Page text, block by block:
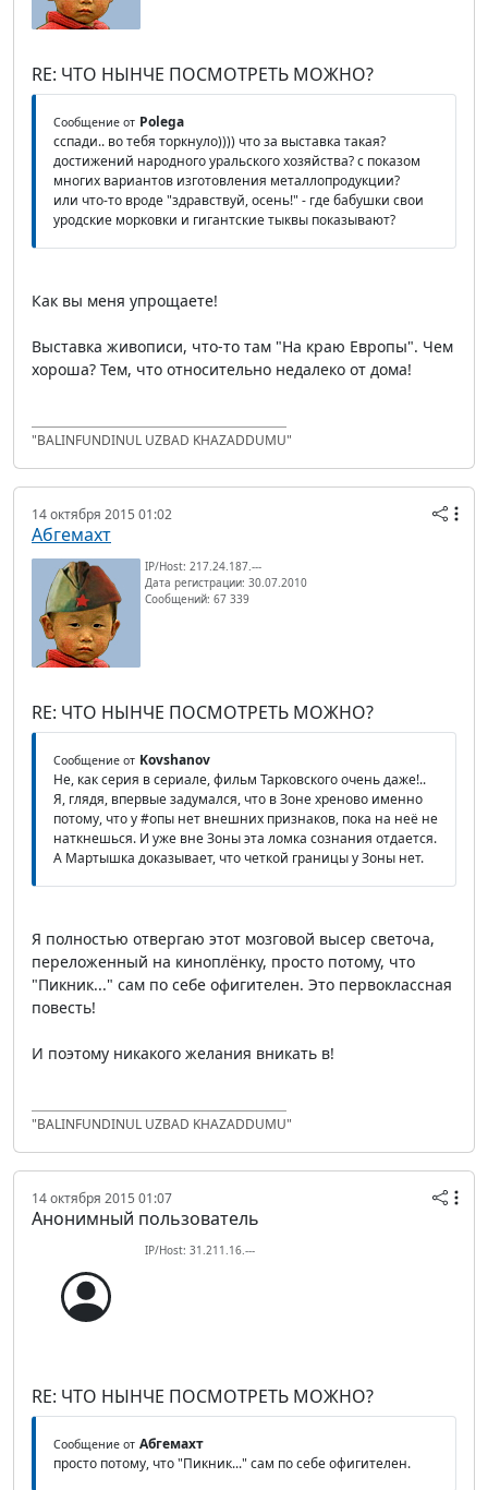
RE: ЧТО НЫНЧЕ ПОСМОТРЕТЬ МОЖНО?
Сообщение от Polega
сспади.. во тебя торкнуло)))) что за выставка такая?
достижений народного уральского хозяйства? с показом
многих вариантов изготовления металлопродукции?
или что-то вроде "здравствуй, осень!" - где бабушки свои
уродские морковки и гигантские тыквы показывают?
Как вы меня упрощаете!
Выставка живописи, что-то там "На краю Европы". Чем
хороша? Тем, что относительно недалеко от дома!
"BALINFUNDINUL UZBAD KHAZADDUMU"
14 октября 2015 01:02
Абгемахт
IP/Host: 217.24.187.---
Дата регистрации: 30.07.2010
Сообщений: 67 339
RE: ЧТО НЫНЧЕ ПОСМОТРЕТЬ МОЖНО?
Сообщение от Kovshanov
Не, как серия в сериале, фильм Тарковского очень даже!..
Я, глядя, впервые задумался, что в Зоне хреново именно
потому, что у #опы нет внешних признаков, пока на неё не
наткнешься. И уже вне Зоны эта ломка сознания отдается.
А Мартышка доказывает, что четкой границы у Зоны нет.
Я полностью отвергаю этот мозговой высер светоча,
переложенный на киноплёнку, просто потому, что
"Пикник..." сам по себе офигителен. Это первоклассная
повесть!
И поэтому никакого желания вникать в!
"BALINFUNDINUL UZBAD KHAZADDUMU"
14 октября 2015 01:07
Анонимный пользователь
IP/Host: 31.211.16.---
RE: ЧТО НЫНЧЕ ПОСМОТРЕТЬ МОЖНО?
Сообщение от Абгемахт
просто потому, что "Пикник..." сам по себе офигителен.